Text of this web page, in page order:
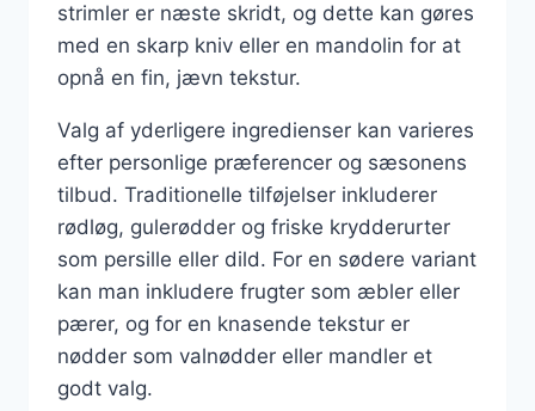
strimler er næste skridt, og dette kan gøres
med en skarp kniv eller en mandolin for at
opnå en fin, jævn tekstur.
Valg af yderligere ingredienser kan varieres
efter personlige præferencer og sæsonens
tilbud. Traditionelle tilføjelser inkluderer
rødløg, gulerødder og friske krydderurter
som persille eller dild. For en sødere variant
kan man inkludere frugter som æbler eller
pærer, og for en knasende tekstur er
nødder som valnødder eller mandler et
godt valg.